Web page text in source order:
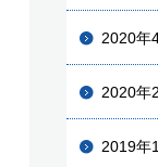
2020年
2020年
2019年